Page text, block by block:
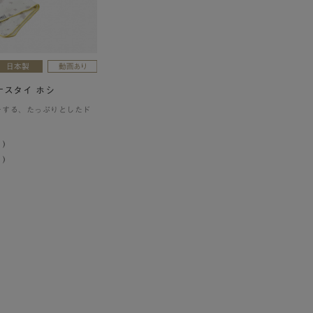
スタイ ホシ
る、たっぷりとしたド
)
)